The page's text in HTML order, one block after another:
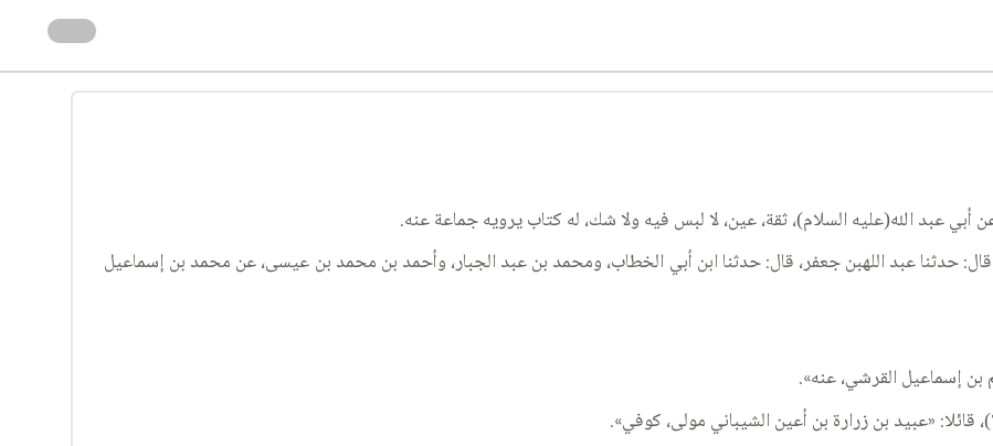
عبد الله(عليه السلام)، ثقة، عين، لا لبس فيه ولا شك، له كتاب يرويه جماعة عنه.
حدثنا عبد اللهبن جعفر، قال: حدثنا ابن أبي الخطاب، ومحمد بن عبد الجبار، وأحمد بن محمد بن عيسى، عن محمد بن إسماعيل
بن إسماعيل القرشي، عنه».